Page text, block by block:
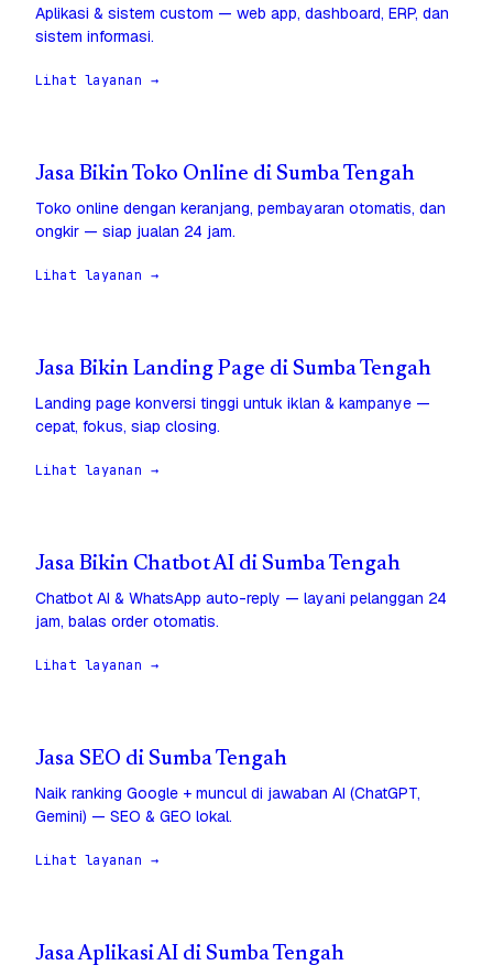
Aplikasi & sistem custom — web app, dashboard, ERP, dan
sistem informasi.
Lihat layanan →
Jasa Bikin Toko Online di Sumba Tengah
Toko online dengan keranjang, pembayaran otomatis, dan
ongkir — siap jualan 24 jam.
Lihat layanan →
Jasa Bikin Landing Page di Sumba Tengah
Landing page konversi tinggi untuk iklan & kampanye —
cepat, fokus, siap closing.
Lihat layanan →
Jasa Bikin Chatbot AI di Sumba Tengah
Chatbot AI & WhatsApp auto-reply — layani pelanggan 24
jam, balas order otomatis.
Lihat layanan →
Jasa SEO di Sumba Tengah
Naik ranking Google + muncul di jawaban AI (ChatGPT,
Gemini) — SEO & GEO lokal.
Lihat layanan →
Jasa Aplikasi AI di Sumba Tengah